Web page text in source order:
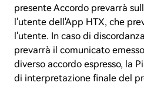
presente Accordo prevarrà
l'utente dell'App HTX, che
l'utente. In caso di
prevarrà il comunicato
diverso accordo espresso, la
di interpretazione finale del